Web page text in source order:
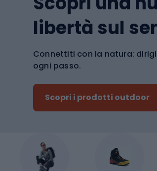
libertà sul
Connettiti con la natura:
ogni passo.
Scopri i prodotti outdoor